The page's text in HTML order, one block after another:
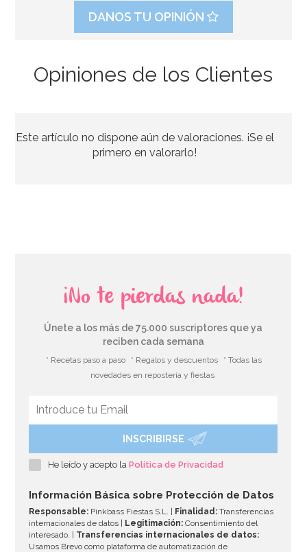
2,95€
Topper Merry Christmas 11 x 10 cm
AÑADIR
DANOS TU OPINIÓN
Opiniones de los Clientes
Este artículo no dispone aún de valoraciones. ¡Se el
primero en valorarlo!
¡No te pierdas nada!
Únete a los más de 75.000 suscriptores que ya
reciben cada semana
* Recetas paso a paso * Regalos y descuentos
* Todas las
novedades en repostería y fiestas
INSCRIBIRSE
He leído y acepto laPolítica de Privacidad
Información Básica sobre Protección de Datos
Responsable: Pinkbass Fiestas S.L. | Finalidad: Transferencias
internacionales de datos |
Legitimación: Consentimiento del
interesado. | Transferencias internacionales de datos:
Usamos Brevo como plataforma de automatización de